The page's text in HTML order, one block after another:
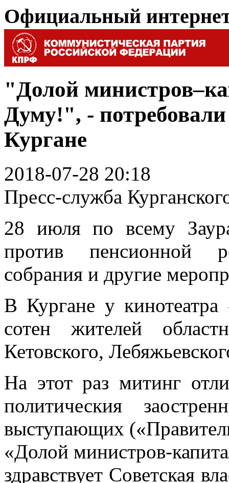
Официальный
"Долой
Думу!", -
Кургане
2018-07-28 20:18
Пресс-служба
28 июля по всему
против пенсионной
собрания и другие
В Кургане у кинотеатра
сотен жителей
Кетовского,
На этот раз митинг
политическия
выступающих
«Долой министров-
здравствует Советская